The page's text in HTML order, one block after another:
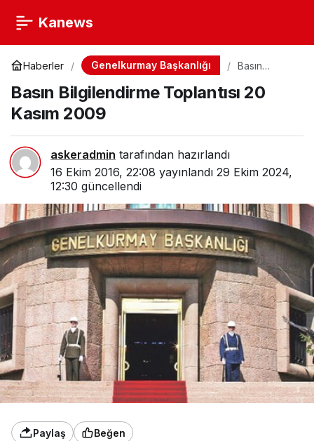
Kanews
Haberler Genelkurmay Başkanlığı
Basın
Toplantısı 20
Kasım 2009
Basın Bilgilendirme Toplantısı 20
Kasım 2009
askeradmin tarafından hazırlandı
16 Ekim 2016, 22:08 yayınlandı 29 Ekim 2024,
12:30 güncellendi
Paylaş Beğen